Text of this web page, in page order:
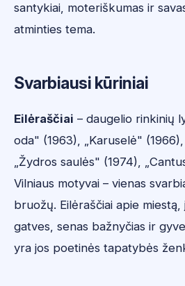
santykiai, moteriškumas ir
atminties tema.
Svarbiausi kūriniai
Eilėraščiai – daugelio rinkinių
oda" (1963), „Karuselė"
„Žydros saulės" (1974),
Vilniaus motyvai – vienas
bruožų. Eilėraščiai apie miestą,
gatves, senas bažnyčias ir
yra jos poetinės tapatybės